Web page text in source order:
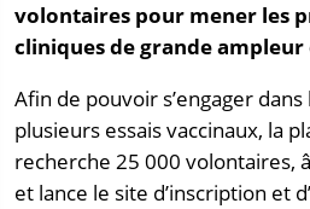
volontaires pour mener les
cliniques de grande ampleur
Afin de pouvoir s’engager
plusieurs essais vaccinaux, la
recherche 25 000 volontaires,
et lance le site d’inscription et